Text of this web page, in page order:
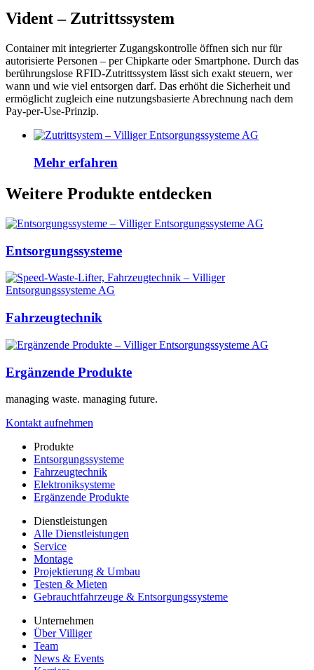
Vident – Zutrittssystem
Container mit integrierter Zugangskontrolle öffnen sich nur für
autorisierte Personen – per Chipkarte oder Smartphone. Durch das
berührungslose RFID-Zutrittssystem lässt sich exakt steuern, wer
wann und wie viel entsorgen darf. Das erhöht die Sicherheit und
ermöglicht zugleich eine nutzungsbasierte Abrechnung nach dem
Pay-per-Use-Prinzip.
Mehr erfahren
Weitere Produkte entdecken
Entsorgungssysteme
Fahrzeugtechnik
Ergänzende Produkte
managing waste. managing future.
Kontakt aufnehmen
Produkte
Entsorgungssysteme
Fahrzeugtechnik
Elektroniksysteme
Ergänzende Produkte
Dienstleistungen
Alle Dienstleistungen
Service
Montage
Projektierung & Umbau
Testen & Mieten
Gebrauchtfahrzeuge & Entsorgungssysteme
Unternehmen
Über Villiger
Team
News & Events